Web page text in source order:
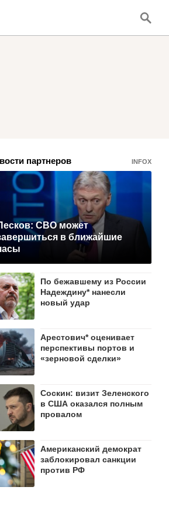
партнеров INFOX
СВО может
в ближайшие
По бежавшему из России
Надеждину* нанесли
новый удар
Арестович* оценивает
перспективы портов и
«зерновой сделки»
Соскин: визит Зеленского
в США оказался полным
провалом
Американский демократ
заблокировал санкции
против РФ